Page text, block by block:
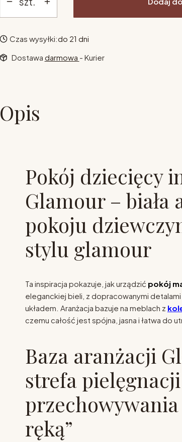
Czas wysyłki:do 21 dni
Dostawa darmowa - Kurier
Opis
Pokój dziecięcy
Glamour – biała
pokoju
stylu glamour
Ta inspiracja pokazuje, jak urządzić pokój
eleganckiej bieli, z dopracowanymi
układem. Aranżacja bazuje na meblach z
czemu całość jest spójna, jasna i łatwa do
Baza aranżacji
strefa
przechowywania
ręką”